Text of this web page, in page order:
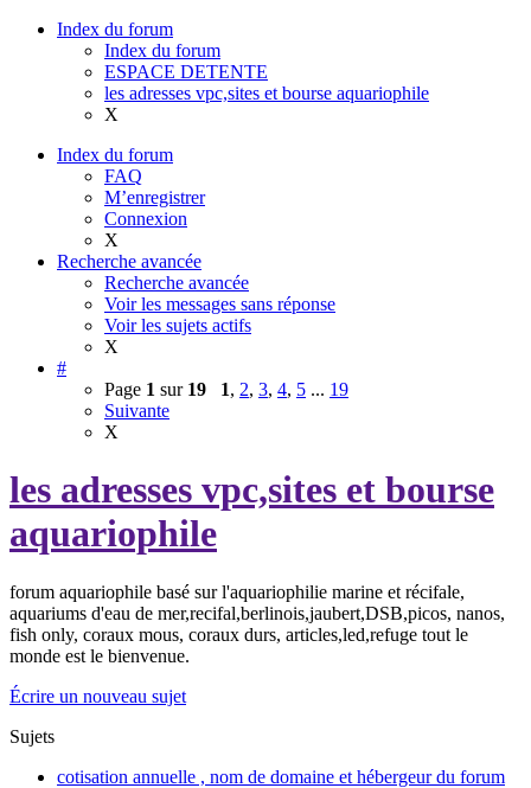
Index du forum
Index du forum
ESPACE DETENTE
les adresses vpc,sites et bourse aquariophile
X
Index du forum
FAQ
M’enregistrer
Connexion
X
Recherche avancée
Recherche avancée
Voir les messages sans réponse
Voir les sujets actifs
X
#
Page 1 sur 19 1, 2, 3, 4, 5 ... 19
Suivante
X
les adresses vpc,sites et bourse
aquariophile
forum aquariophile basé sur l'aquariophilie marine et récifale,
aquariums d'eau de mer,recifal,berlinois,jaubert,DSB,picos, nanos,
fish only, coraux mous, coraux durs, articles,led,refuge tout le
monde est le bienvenue.
Écrire un nouveau sujet
Sujets
cotisation annuelle , nom de domaine et hébergeur du forum